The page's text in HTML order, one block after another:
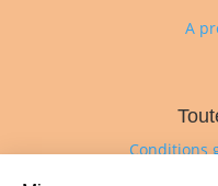
A
Conditions